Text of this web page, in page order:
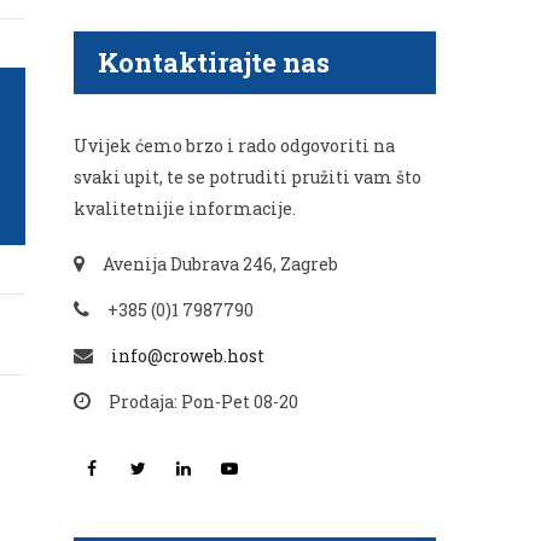
Kontaktirajte nas
Uvijek ćemo brzo i rado odgovoriti na
svaki upit, te se potruditi pružiti vam što
kvalitetnijie informacije.
Avenija Dubrava 246, Zagreb
+385 (0)1 7987790
info@croweb.host
Prodaja: Pon-Pet 08-20